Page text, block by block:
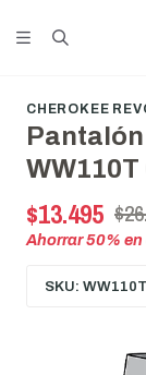
CHEROKEE
$13.495
Ahorrar50%
SKU: